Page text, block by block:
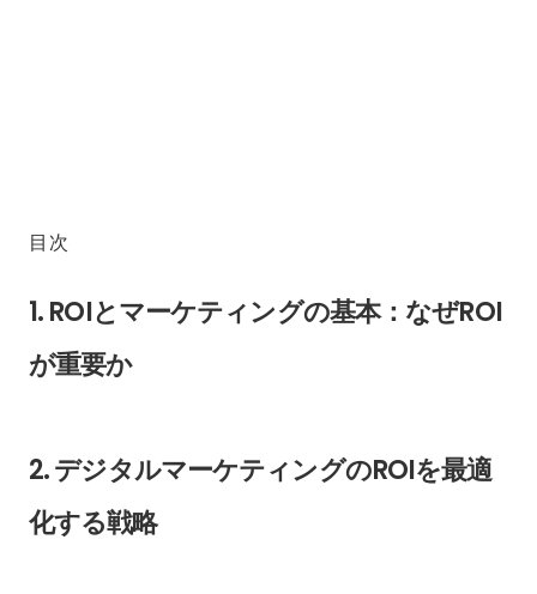
目次
1. ROIとマーケティングの基本：なぜROI
が重要か
2. デジタルマーケティングのROIを最適
化する戦略